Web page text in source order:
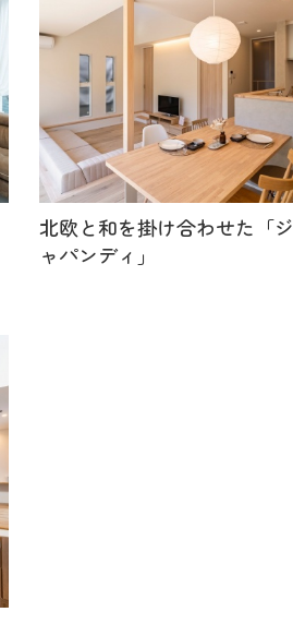
北欧と和を掛け合わせた「ジ
ャパンディ」